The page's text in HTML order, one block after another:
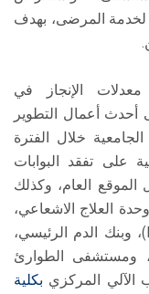
لخدمة المرضى، بهدف
معدلات الإنجاز في
أحدث أعمال التطوير
خلال الفترة
على تفقد البوابات
العام، وكذلك
العلاج الاشعاعي،
ثم مركز أبحاث طب عين شمس (MASRI)، وبنك الدم الرئيسي،
ومستشفى الطوارئ
الآلي المركزي بكلية